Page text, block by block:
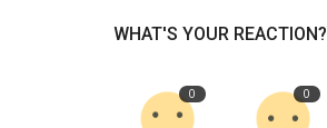
WHAT'S YOUR REACTION?
0 0